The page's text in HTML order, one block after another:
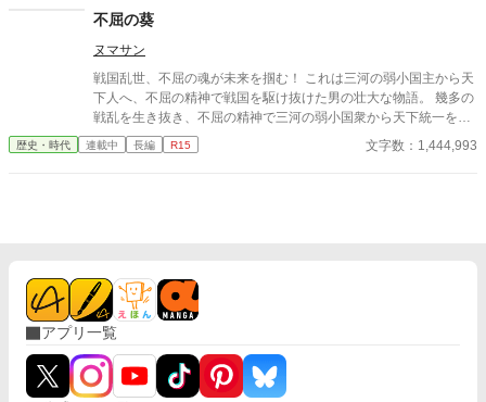
不屈の葵
ヌマサン
戦国乱世、不屈の魂が未来を掴む！ これは三河の弱小国主から天
下人へ、不屈の精神で戦国を駆け抜けた男の壮大な物語。 幾多の
戦乱を生き抜き、不屈の精神で三河の弱小国衆から天下統一を成
し遂げた男、徳川家康。 本作は家康の幼少期から晩年までを壮大
なスケールで描き、戦国時代の激動と一人の男の成長物語を鮮や
ていく家康の姿を描いた壮大な歴史小説。 戦国時代の風雲児たち
の活躍、人間ドラマ、そして家康の不屈の精神が、読者を戦国時
代に誘う。 愛、友情、そして裏切り…戦国時代に渦巻く人間ドラ
マにも要注目！ 歴史ファン必読の感動と興奮が止まらない歴史小
説『不屈の葵』 ぜひ、手に取って、戦国時代の熱き息吹を感じて
ください！
歴史・時代 連載中 長編 R15 文字数：1,444,993
アプリ一覧